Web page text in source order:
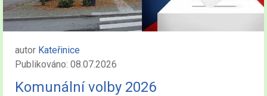
autor Kateřinice
Publikováno: 08.07.2026
Komunální volby 2026